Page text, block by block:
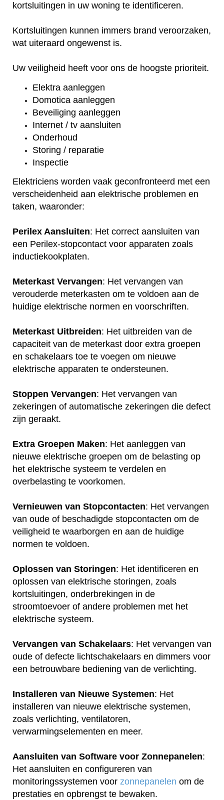
kortsluitingen in uw woning te identificeren.
Kortsluitingen kunnen immers brand veroorzaken,
wat uiteraard ongewenst is.
Uw veiligheid heeft voor ons de hoogste prioriteit.
Elektra aanleggen
Domotica aanleggen
Beveiliging aanleggen
Internet / tv aansluiten
Onderhoud
Storing / reparatie
Inspectie
Elektriciens worden vaak geconfronteerd met een
verscheidenheid aan elektrische problemen en
taken, waaronder:
Perilex Aansluiten: Het correct aansluiten van
een Perilex-stopcontact voor apparaten zoals
inductiekookplaten.
Meterkast Vervangen: Het vervangen van
verouderde meterkasten om te voldoen aan de
huidige elektrische normen en voorschriften.
Meterkast Uitbreiden: Het uitbreiden van de
capaciteit van de meterkast door extra groepen
en schakelaars toe te voegen om nieuwe
elektrische apparaten te ondersteunen.
Stoppen Vervangen: Het vervangen van
zekeringen of automatische zekeringen die defect
zijn geraakt.
Extra Groepen Maken: Het aanleggen van
nieuwe elektrische groepen om de belasting op
het elektrische systeem te verdelen en
overbelasting te voorkomen.
Vernieuwen van Stopcontacten: Het vervangen
van oude of beschadigde stopcontacten om de
veiligheid te waarborgen en aan de huidige
normen te voldoen.
Oplossen van Storingen: Het identificeren en
oplossen van elektrische storingen, zoals
kortsluitingen, onderbrekingen in de
stroomtoevoer of andere problemen met het
elektrische systeem.
Vervangen van Schakelaars: Het vervangen van
oude of defecte lichtschakelaars en dimmers voor
een betrouwbare bediening van de verlichting.
Installeren van Nieuwe Systemen: Het
installeren van nieuwe elektrische systemen,
zoals verlichting, ventilatoren,
verwarmingselementen en meer.
Aansluiten van Software voor Zonnepanelen:
Het aansluiten en configureren van
monitoringssystemen voor zonnepanelen om de
prestaties en opbrengst te bewaken.